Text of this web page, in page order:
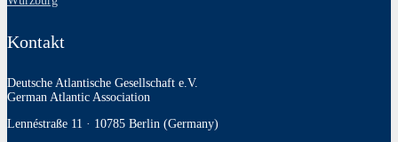
Kontakt
Deutsche Atlantische Gesellschaft e.V.
German Atlantic Association
Lennéstraße 11 · 10785 Berlin (Germany)